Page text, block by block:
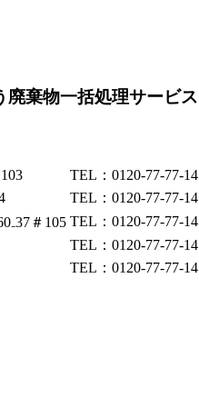
棄物一括処理サービス
TEL：0120-77-77-14
TEL：0120-77-77-14
＃105 TEL：0120-77-77-14
TEL：0120-77-77-14
TEL：0120-77-77-14